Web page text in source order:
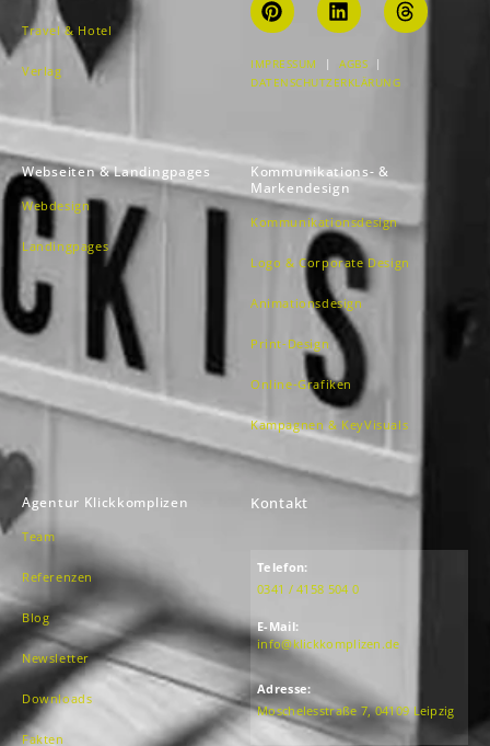
Travel & Hotel
Verlag IMPRESSUM | AGBS |
DATENSCHUTZERKLÄRUNG
Webseiten & Landingpages
Webdesign
Landingpages
Kommunikations- &
Markendesign
Kommunikationsdesign
Logo & Corporate Design
Animationsdesign
Print-Design
Online-Grafiken
Kampagnen & KeyVisuals
Agentur Klickkomplizen
Team
Referenzen
Blog
Newsletter
Downloads
Fakten
Kontakt
Telefon:
0341 / 4158 504 0
E-Mail:
info@klickkomplizen.de
Adresse:
Moschelesstraße 7, 04109 Leipzig